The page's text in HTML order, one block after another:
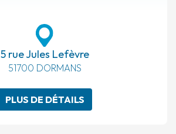
5 rue Jules Lefèvre
51700 DORMANS
PLUS DE DÉTAILS